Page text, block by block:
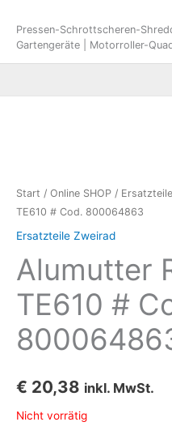
Inhalt
springen
Pressen-Schrottscheren-
Gartengeräte | Motorroller-
Start / Online SHOP /
TE610 # Cod. 800064863
Ersatzteile Zweirad
Alumutter
TE610 #
€ 20,38 inkl. MwSt.
Nicht vorrätig